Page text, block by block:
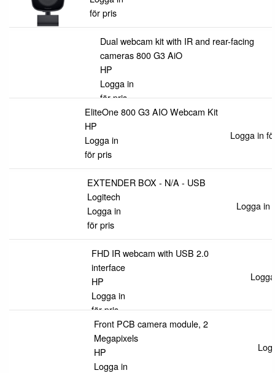
för pris
Dual webcam kit with IR and rear-facing
cameras 800 G3 AiO
HP
Logga in
för pris
EliteOne 800 G3 AIO Webcam Kit
HP
Logga in
för pris
Logga in
EXTENDER BOX - N/A - USB
Logitech
Logga in
för pris
Logga in
FHD IR webcam with USB 2.0
interface
HP
Logga in
för pris
Front PCB camera module, 2
Megapixels
HP
Logga in